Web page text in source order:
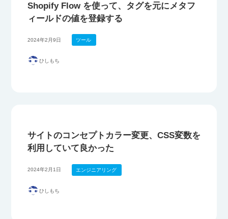
Shopify Flow を使って、タグを元にメタフ
ィールドの値を登録する
2024年2月9日 ツール
ひしもち
サイトのコンセプトカラー変更、CSS変数を
利用していて良かった
2024年2月1日 エンジニアリング
ひしもち